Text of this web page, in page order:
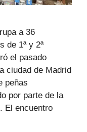
a 36
de 1ª y 2ª
el pasado
ciudad de Madrid
peñas
por parte de la
El encuentro